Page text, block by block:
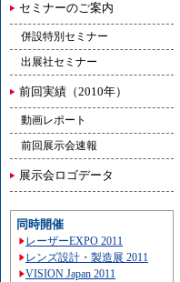
セミナーのご案内
併設特別セミナー
出展社セミナー
前回実績（2010年）
動画レポート
前回展示会速報
展示会ロゴデータ
同時開催
レーザーEXPO 2011
レンズ設計・製造展 2011
VISION Japan 2011